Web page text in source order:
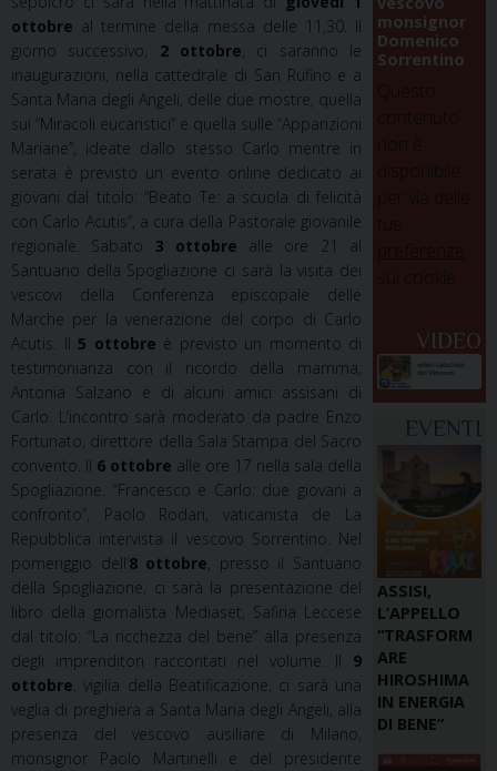
ottobre al termine della messa delle 11,30. Il
giorno successivo, 2 ottobre, ci saranno le
inaugurazioni, nella cattedrale di San Rufino e a
Santa Maria degli Angeli, delle due mostre, quella
sui “Miracoli eucaristici” e quella sulle “Apparizioni
Mariane”, ideate dallo stesso Carlo mentre in
serata è previsto un evento online dedicato ai
giovani dal titolo: “Beato Te: a scuola di felicità
con Carlo Acutis”, a cura della Pastorale giovanile
regionale. Sabato 3 ottobre alle ore 21 al
Santuario della Spogliazione ci sarà la visita dei
vescovi della Conferenza episcopale delle
Marche per la venerazione del corpo di Carlo
Acutis. Il 5 ottobre è previsto un momento di
testimonianza con il ricordo della mamma,
Antonia Salzano e di alcuni amici assisani di
Carlo. L’incontro sarà moderato da padre Enzo
Fortunato, direttore della Sala Stampa del Sacro
convento. Il 6 ottobre alle ore 17 nella sala della
Spogliazione. “Francesco e Carlo: due giovani a
confronto”, Paolo Rodari, vaticanista de La
Repubblica intervista il vescovo Sorrentino. Nel
pomeriggio dell’8 ottobre, presso il Santuario
della Spogliazione, ci sarà la presentazione del
libro della giornalista Mediaset, Safiria Leccese
dal titolo: “La ricchezza del bene” alla presenza
degli imprenditori raccontati nel volume. Il 9
ottobre, vigilia della Beatificazione, ci sarà una
veglia di preghiera a Santa Maria degli Angeli, alla
presenza del vescovo ausiliare di Milano,
monsignor Paolo Martinelli e del presidente
monsignor
Domenico
Sorrentino
VIDEO
EVENTI
ASSISI,
L’APPELLO
“TRASFORM
ARE
HIROSHIMA
IN ENERGIA
DI BENE”